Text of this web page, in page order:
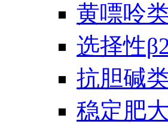
黄嘌呤
选择性
抗胆碱
稳定肥